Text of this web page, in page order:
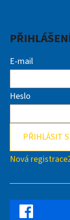
E-mail
Heslo
PŘIHLÁSIT
Nová registrace